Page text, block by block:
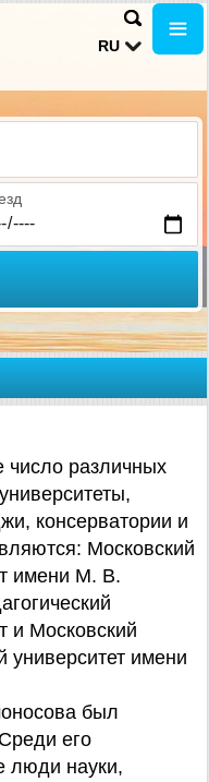
RU
число различных
консерватории и
Московский
имени М. В.
и Московский
университет имени
был
его
люди науки,